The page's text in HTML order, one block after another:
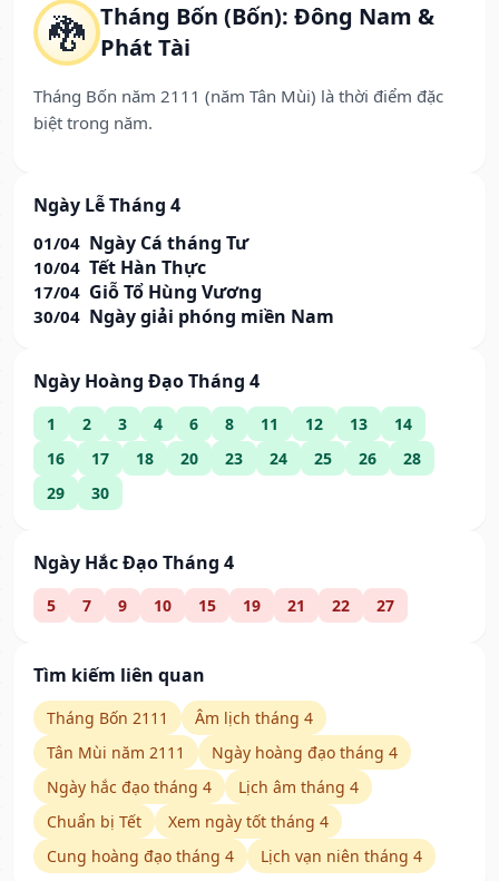
🐉 Tháng Bốn (Bốn): Đông Nam &
Phát Tài
Tháng Bốn năm 2111 (năm Tân Mùi) là thời điểm đặc
biệt trong năm.
Ngày Lễ Tháng 4
01/04 Ngày Cá tháng Tư
10/04 Tết Hàn Thực
17/04 Giỗ Tổ Hùng Vương
30/04 Ngày giải phóng miền Nam
Ngày Hoàng Đạo Tháng 4
1 2 3 4 6 8 11 12 13
14
16
17 18 20 23 24 25 26
28
29
30
Ngày Hắc Đạo Tháng 4
5 7 9 10 15 19 21 22 27
Tìm kiếm liên quan
Tháng Bốn 2111
Âm lịch tháng 4
Tân Mùi năm 2111
Ngày hoàng đạo tháng 4
Ngày hắc đạo tháng 4
Lịch âm tháng 4
Chuẩn bị Tết
Xem ngày tốt tháng 4
Cung hoàng đạo tháng 4
Lịch vạn niên tháng 4